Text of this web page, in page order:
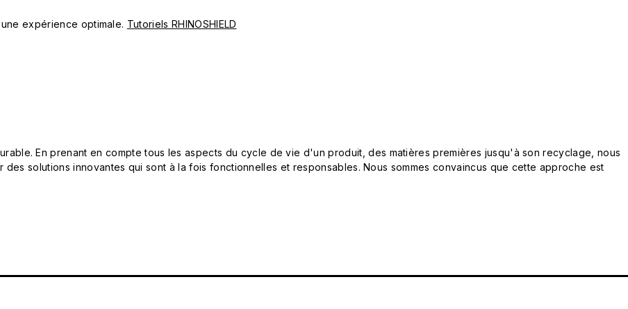
expérience optimale. Tutoriels RHINOSHIELD
En prenant en compte tous les aspects du cycle de vie d'un produit, des matières premières jusqu'à son recyclage, nous
solutions innovantes qui sont à la fois fonctionnelles et responsables. Nous sommes convaincus que cette approche est